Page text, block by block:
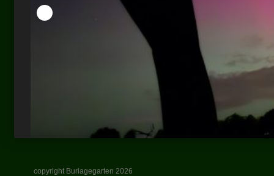
copyright Burlagegarten 2026